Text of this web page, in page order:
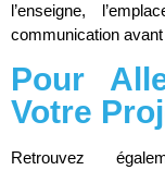
l’enseigne,
communication
Pour
Votre
Retrouvez